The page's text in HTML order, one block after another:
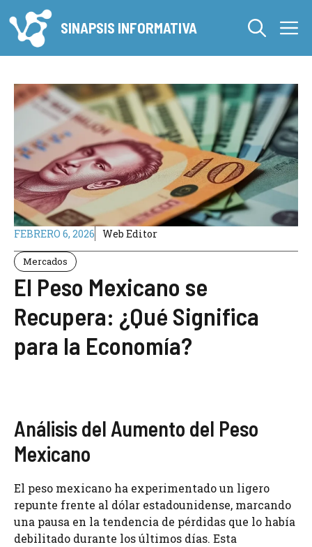
al
contenido
SINAPSIS INFORMATIVA
FEBRERO 6, 2026 Web Editor
Mercados
El Peso Mexicano se
Recupera: ¿Qué Significa
para la Economía?
Análisis del Aumento del Peso
Mexicano
El peso mexicano ha experimentado un ligero
repunte frente al dólar estadounidense, marcando
una pausa en la tendencia de pérdidas que lo había
debilitado durante los últimos días. Esta